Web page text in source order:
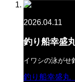
2026.04.11
釣り船幸盛
イワシの泳がせ
釣り船幸盛